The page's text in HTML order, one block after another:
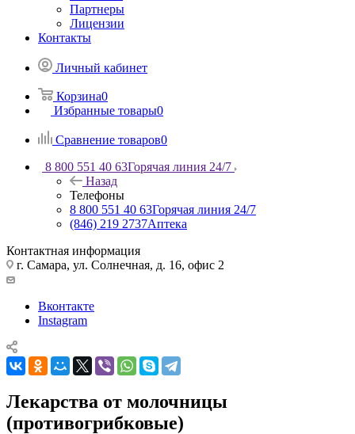
Партнеры
Лицензии
Контакты
Личный кабинет
Корзина0
Избранные товары0
Сравнение товаров0
8 800 551 40 63Горячая линия 24/7
Назад
Телефоны
8 800 551 40 63Горячая линия 24/7
(846) 219 2737Аптека
Контактная информация
г. Самара, ул. Солнечная, д. 16, офис 2
Вконтакте
Instagram
Лекарства от молочницы
(противогрибковые)